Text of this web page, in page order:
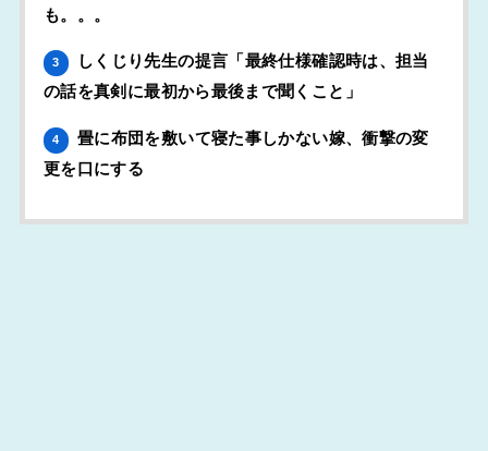
も。。。
3
しくじり先生の提言「最終仕様確認時は、担当
の話を真剣に最初から最後まで聞くこと」
4
畳に布団を敷いて寝た事しかない嫁、衝撃の変
更を口にする